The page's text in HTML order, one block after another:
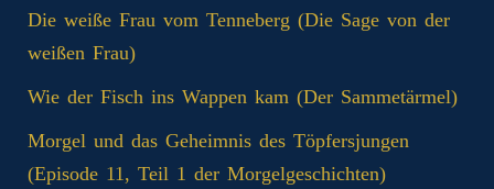
Die weiße Frau vom Tenneberg (Die Sage von der
weißen Frau)
Wie der Fisch ins Wappen kam (Der Sammetärmel)
Morgel und das Geheimnis des Töpfersjungen
(Episode 11, Teil 1 der Morgelgeschichten)